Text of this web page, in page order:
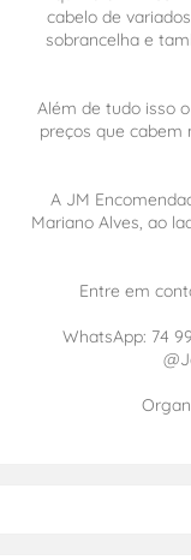
cabelo de
sobrancelha e
Além de tudo isso
preços que cabem
A JM
Mariano Alves, ao
Entre em
WhatsApp: 74